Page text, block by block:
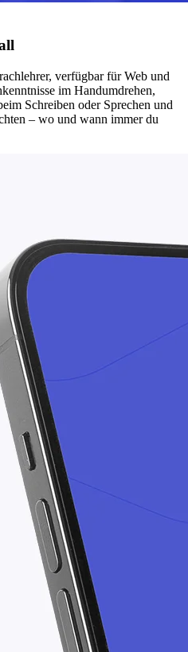
verfügbar für Web und
im Handumdrehen,
Schreiben oder Sprechen und
– wo und wann immer du